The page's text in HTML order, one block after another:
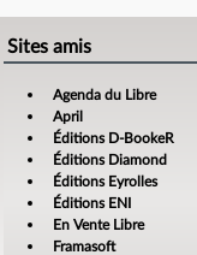
Sites amis
Agenda du Libre
April
Éditions D-BookeR
Éditions Diamond
Éditions Eyrolles
Éditions ENI
En Vente Libre
Framasoft